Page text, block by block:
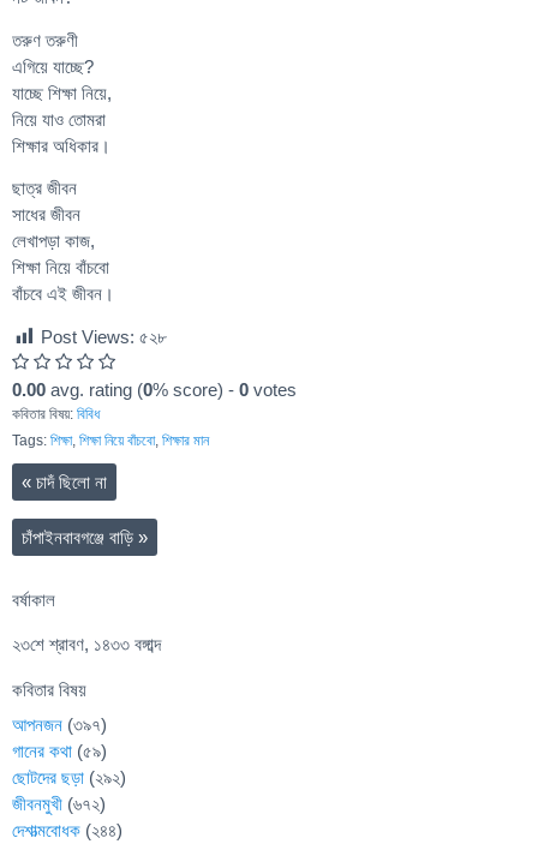
তরুণ তরুণী
এগিয়ে যাচ্ছে?
যাচ্ছে শিক্ষা নিয়ে,
নিয়ে যাও তোমরা
শিক্ষার অধিকার।
ছাত্র জীবন
সাধের জীবন
লেখাপড়া কাজ,
শিক্ষা নিয়ে বাঁচবো
বাঁচবে এই জীবন।
Post Views: ৫২৮
0.00 avg. rating (0% score) - 0 votes
কবিতার বিষয়: বিবিধ
Tags: শিক্ষা, শিক্ষা নিয়ে বাঁচবো, শিক্ষার মান
« চাদঁ ছিলো না
চাঁপাইনবাবগঞ্জে বাড়ি »
বর্ষাকাল
২৩শে শ্রাবণ, ১৪৩৩ বঙ্গাব্দ
কবিতার বিষয়
আপনজন (৩৯৭)
গানের কথা (৫৯)
ছোটদের ছড়া (২৯২)
জীবনমুখী (৬৭২)
দেশাত্মবোধক (২৪৪)